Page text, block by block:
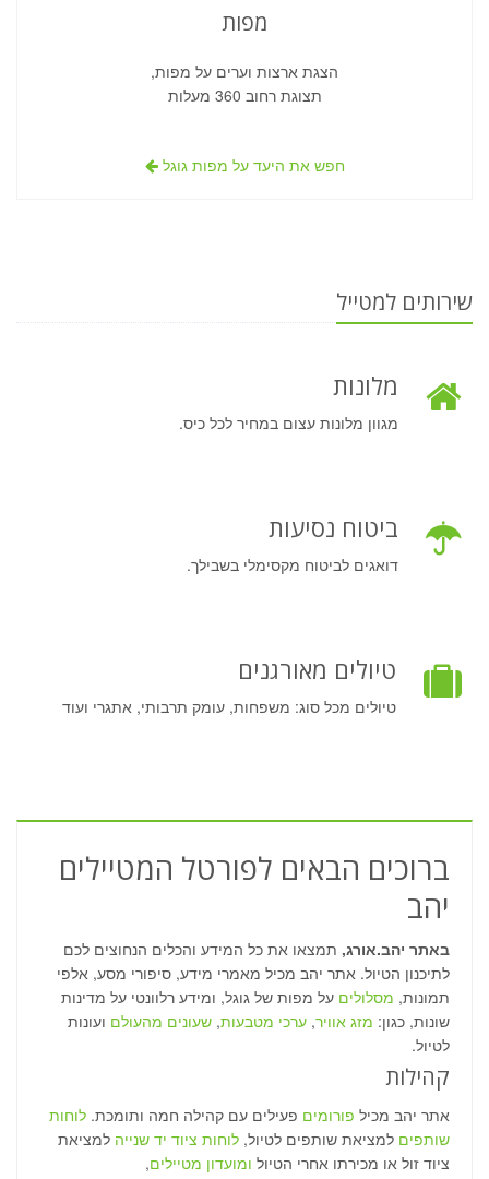
מפות
הצגת ארצות וערים על מפות,
תצוגת רחוב 360 מעלות
חפש את היעד על מפות גוגל
שירותים למטייל
מלונות
מגוון מלונות עצום במחיר לכל כיס.
ביטוח נסיעות
דואגים לביטוח מקסימלי בשבילך.
טיולים מאורגנים
טיולים מכל סוג: משפחות, עומק תרבותי, אתגרי ועוד
ברוכים הבאים לפורטל המטיילים
יהב
באתר יהב.אורג, תמצאו את כל המידע והכלים הנחוצים לכם
לתיכנון הטיול. אתר יהב מכיל מאמרי מידע, סיפורי מסע, אלפי
תמונות, מסלולים על מפות של גוגל, ומידע רלוונטי על מדינות
שונות, כגון: מזג אוויר, ערכי מטבעות, שעונים מהעולם ועונות
לטיול.
קהילות
אתר יהב מכיל פורומים פעילים עם קהילה חמה ותומכת. לוחות
שותפים למציאת שותפים לטיול, לוחות ציוד יד שנייה למציאת
ציוד זול או מכירתו אחרי הטיול ומועדון מטיילים,